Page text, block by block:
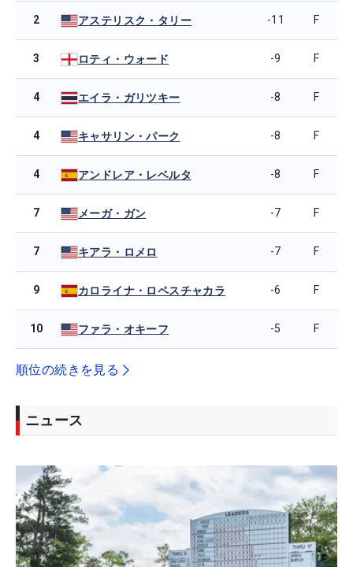
2 アステリスク・タリー -11 F
3 ロティ・ウォード -9 F
4 エイラ・ガリツキー -8 F
4 キャサリン・パーク -8 F
4 アンドレア・レベルタ -8 F
7 メーガ・ガン -7 F
7 キアラ・ロメロ -7 F
9 カロライナ・ロペスチャカラ -6 F
10 ファラ・オキーフ -5 F
順位の続きを見る
ニュース